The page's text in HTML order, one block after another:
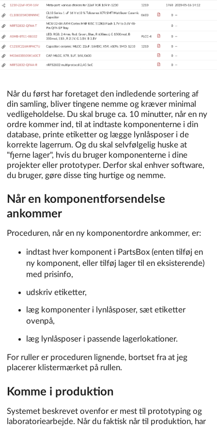
Når du først har foretaget den indledende sortering af
din samling, bliver tingene nemme og kræver minimal
vedligeholdelse. Du skal bruge ca. 10 minutter, når en ny
ordre kommer ind, til at indtaste komponenterne i din
database, printe etiketter og lægge lynlåsposer i de
korrekte lagerrum. Og du skal selvfølgelig huske at
"fjerne lager", hvis du bruger komponenterne i dine
projekter eller prototyper. Derfor skal enhver software,
du bruger, gøre disse ting hurtige og nemme.
Når en komponentforsendelse
ankommer
Proceduren, når en ny komponentordre ankommer, er:
indtast hver komponent i PartsBox (enten tilføj en
ny komponent, eller tilføj lager til en eksisterende)
med prisinfo,
udskriv etiketter,
læg komponenter i lynlåsposer, sæt etiketter
ovenpå,
læg lynlåsposer i passende lagerlokationer.
For ruller er proceduren lignende, bortset fra at jeg
placerer klistermærket på rullen.
Komme i produktion
Systemet beskrevet ovenfor er mest til prototyping og
laboratoriearbejde. Når du faktisk når til produktion, har